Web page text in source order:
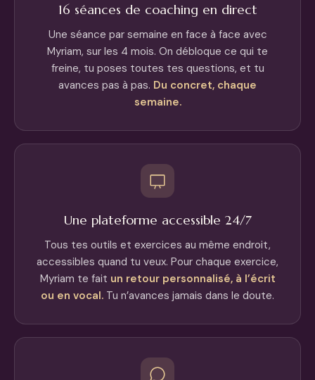
16 séances de coaching en direct
Une séance par semaine en face à face avec
Myriam, sur les 4 mois. On débloque ce qui te
freine, tu poses toutes tes questions, et tu
avances pas à pas. Du concret, chaque
semaine.
Une plateforme accessible 24/7
Tous tes outils et exercices au même endroit,
accessibles quand tu veux. Pour chaque exercice,
Myriam te fait un retour personnalisé, à l’écrit
ou en vocal. Tu n’avances jamais dans le doute.